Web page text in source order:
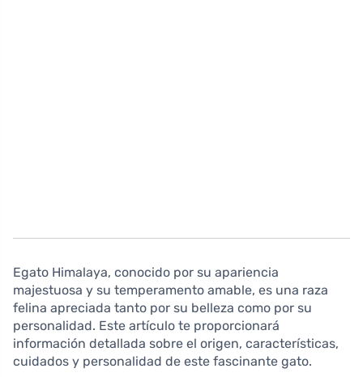
Egato Himalaya, conocido por su apariencia
majestuosa y su temperamento amable, es una raza
felina apreciada tanto por su belleza como por su
personalidad. Este artículo te proporcionará
información detallada sobre el origen, características,
cuidados y personalidad de este fascinante gato.